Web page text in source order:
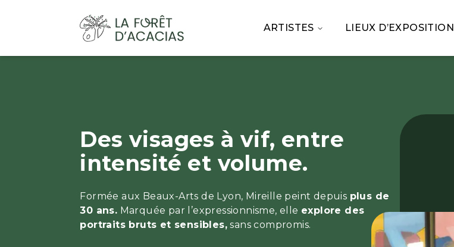
ARTISTES LIEUX D’EXPOSITION
Des visages à vif, entre
intensité et volume.
Formée aux Beaux-Arts de Lyon, Mireille peint depuis plus de
30 ans. Marquée par l’expressionnisme, elle explore des
portraits bruts et sensibles, sans compromis.